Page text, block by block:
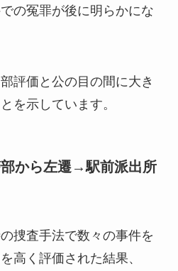
の冤罪が後に明らかにな
評価と公の目の間に大き
を示しています。
から左遷→駅前派出所
捜査手法で数々の事件を
高く評価された結果、